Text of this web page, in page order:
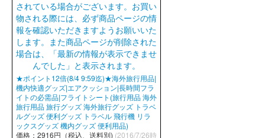
★ポイント12倍(8/4 9:59迄)★海外旅行用品|
機内快適グッズ|エアクッション|長時間フラ
イトの必需品|フライトシート(旅行用品 海外
旅行用品 旅行グッズ 海外旅行グッズ トラベ
ルグッズ 便利グッズ トラベル 飛行機 リラ
ックスグッズ 機内グッズ 便利用品)
価格：2916円（税込、送料別) (2016/7/26時